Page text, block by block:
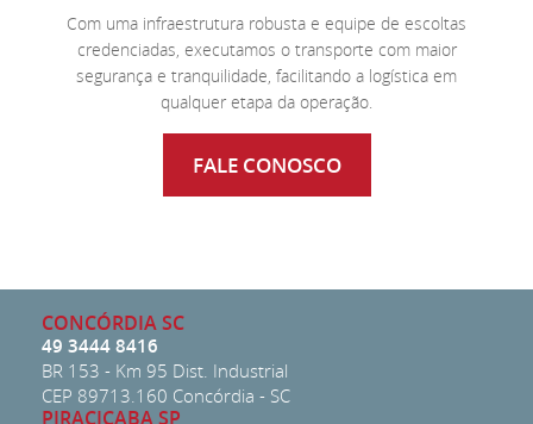
Com uma infraestrutura robusta e equipe de escoltas
credenciadas, executamos o transporte com maior
segurança e tranquilidade, facilitando a logística em
qualquer etapa da operação.
FALE CONOSCO
CONCÓRDIA SC
49 3444 8416
BR 153 - Km 95 Dist. Industrial
CEP 89713.160 Concórdia - SC
PIRACICABA SP